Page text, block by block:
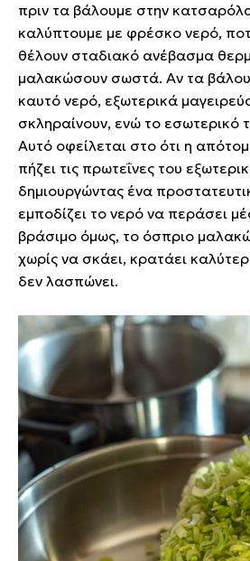
πριν τα βάλουμε στην
καλύπτουμε με φρέσκο νερό,
θέλουν σταδιακό ανέβασμα
μαλακώσουν σωστά. Αν τα
καυτό νερό, εξωτερικά
σκληραίνουν, ενώ το εσωτερικό
Αυτό οφείλεται στο ότι η
πήζει τις πρωτεΐνες του
δημιουργώντας ένα
εμποδίζει το νερό να περάσει
βράσιμο όμως, το όσπριο
χωρίς να σκάει, κρατάει
δεν λασπώνει.